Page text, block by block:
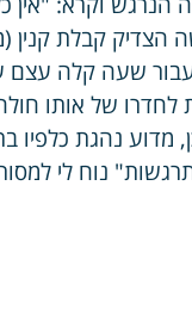
קבלת קנין
שעה קלה עצם
של אותו חולה,
מדוע נהגת כלפיו
נוח לי